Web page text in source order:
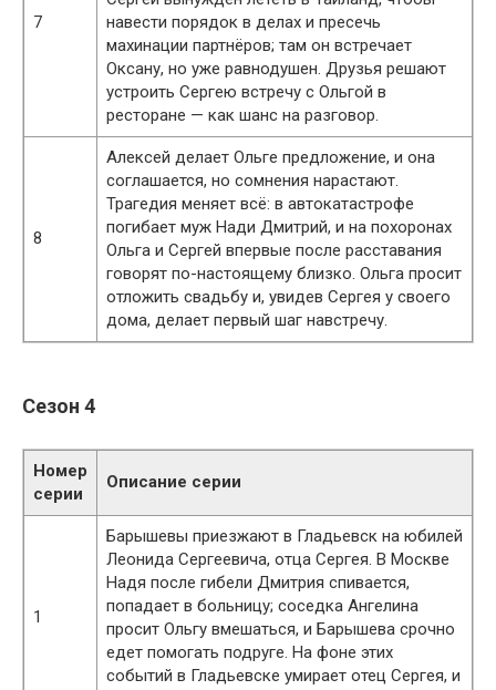
7
навести порядок в делах и пресечь
махинации партнёров; там он встречает
Оксану, но уже равнодушен. Друзья решают
устроить Сергею встречу с Ольгой в
ресторане — как шанс на разговор.
8
Алексей делает Ольге предложение, и она
соглашается, но сомнения нарастают.
Трагедия меняет всё: в автокатастрофе
погибает муж Нади Дмитрий, и на похоронах
Ольга и Сергей впервые после расставания
говорят по-настоящему близко. Ольга просит
отложить свадьбу и, увидев Сергея у своего
дома, делает первый шаг навстречу.
Сезон 4
Номер
серии
Описание серии
1
Барышевы приезжают в Гладьевск на юбилей
Леонида Сергеевича, отца Сергея. В Москве
Надя после гибели Дмитрия спивается,
попадает в больницу; соседка Ангелина
просит Ольгу вмешаться, и Барышева срочно
едет помогать подруге. На фоне этих
событий в Гладьевске умирает отец Сергея, и